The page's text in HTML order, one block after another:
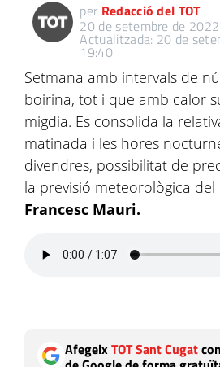
per Redacció del TOT
20 de setembre de
Actualitzada: 20 de
19:40
Setmana amb intervals de
boirina, tot i que amb calor
migdia. Es consolida la
matinada i les hores
divendres, possibilitat de
la previsió meteorològica
Francesc Mauri.
AfegeixTOT Sant Cugat